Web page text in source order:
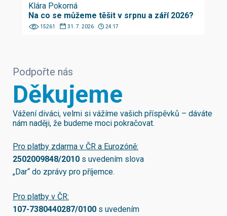
Klára Pokorná
Na co se můžeme těšit v srpnu a září 2026?
15261 31. 7. 2026 24:17
Podpořte nás
Děkujeme
Vážení diváci, velmi si vážíme vašich příspěvků – dáváte
nám naději, že budeme moci pokračovat.
Pro platby zdarma v ČR a Eurozóně:
2502009848/2010 s uvedením slova
„Dar“ do zprávy pro příjemce.
Pro platby v ČR:
107-7380440287/0100 s uvedením